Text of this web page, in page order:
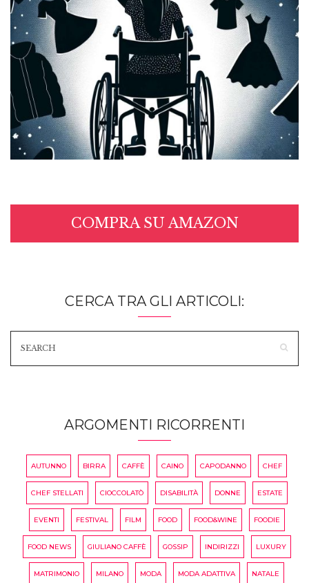
COMPRA SU AMAZON
CERCA TRA GLI ARTICOLI:
ARGOMENTI RICORRENTI
AUTUNNO BIRRA CAFFÈ CAINO CAPODANNO CHEF
CHEF STELLATI CIOCCOLATÒ DISABILITÀ DONNE ESTATE
EVENTI FESTIVAL FILM FOOD FOOD&WINE FOODIE
FOOD NEWS GIULIANO CAFFÈ GOSSIP INDIRIZZI LUXURY
MATRIMONIO MILANO MODA MODA ADATTIVA NATALE